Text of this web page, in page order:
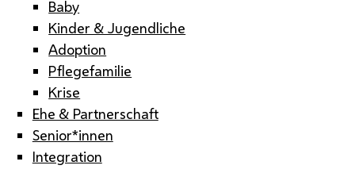
Baby
Kinder & Jugendliche
Adoption
Pflegefamilie
Krise
Ehe & Partnerschaft
Senior*innen
Integration